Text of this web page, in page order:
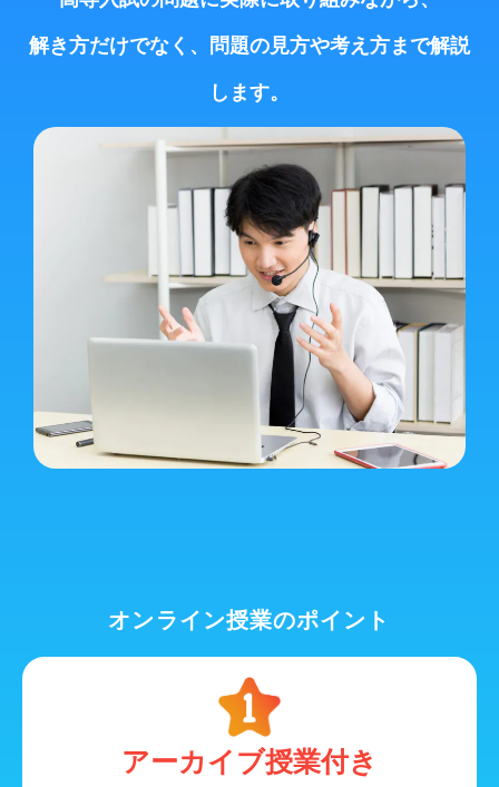
解き方だけでなく、問題の見方や考え方まで解説
します。
オンライン授業のポイント
アーカイブ授業付き